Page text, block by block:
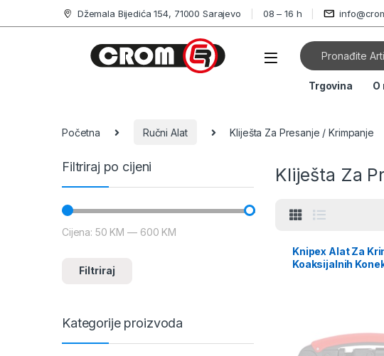
Džemala Bijedića 154, 71000 Sarajevo 08 – 16 h
Trgovina O
Početna Ručni Alat Kliješta Za Presanje / Krimpanje
Kliješta Za
Knipex Alat Za
Koaksijalnih
Filtriraj po cijeni
Filtriraj
Cijena: 50 KM — 600 KM
Kategorije proizvoda